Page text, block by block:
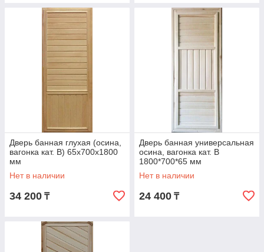
Дверь банная глухая (осина,
вагонка кат. В) 65х700х1800
мм
Нет в наличии
34 200 ₸
Дверь банная универсальная
осина, вагонка кат. В
1800*700*65 мм
Нет в наличии
24 400 ₸